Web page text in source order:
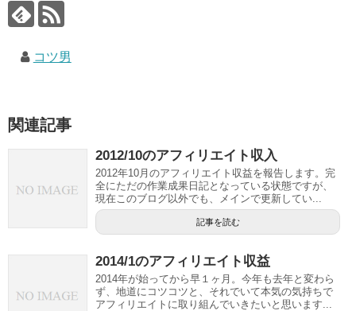
コツ男
関連記事
2012/10のアフィリエイト収入
2012年10月のアフィリエイト収益を報告します。完
全にただの作業成果日記となっている状態ですが、
現在このブログ以外でも、メインで更新してい...
記事を読む
2014/1のアフィリエイト収益
2014年が始ってから早１ヶ月。今年も去年と変わら
ず、地道にコツコツと、それでいて本気の気持ちで
アフィリエイトに取り組んでいきたいと思います...